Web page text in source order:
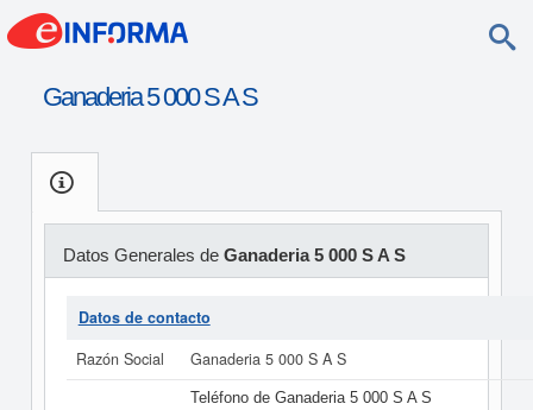
Ganaderia 5 000 S A S
Datos Generales de Ganaderia 5 000 S A S
Datos de contacto
Razón Social
Ganaderia 5 000 S A S
Teléfono de Ganaderia 5 000 S A S